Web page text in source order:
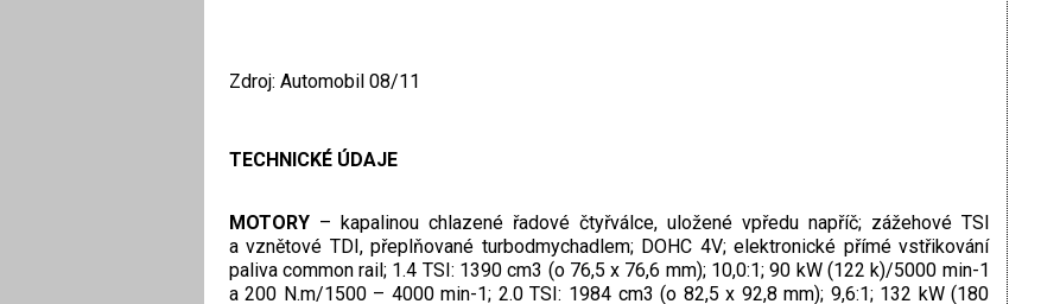
Zdroj: Automobil 08/11
TECHNICKÉ ÚDAJE
MOTORY– kapalinou chlazené řadové čtyřválce, uložené vpředu napříč; zážehové TSI
a vznětové TDI, přeplňované turbodmychadlem; DOHC 4V; elektronické přímé vstřikování
paliva common rail; 1.4 TSI: 1390 cm3 (o 76,5 x 76,6 mm); 10,0:1; 90 kW (122 k)/5000 min-1
a 200 N.m/1500 – 4000 min-1; 2.0 TSI: 1984 cm3 (o 82,5 x 92,8 mm); 9,6:1; 132 kW (180